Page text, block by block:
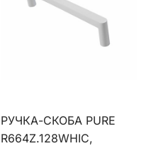
РУЧКА-СКОБА PURE
R664Z.128WHIC,